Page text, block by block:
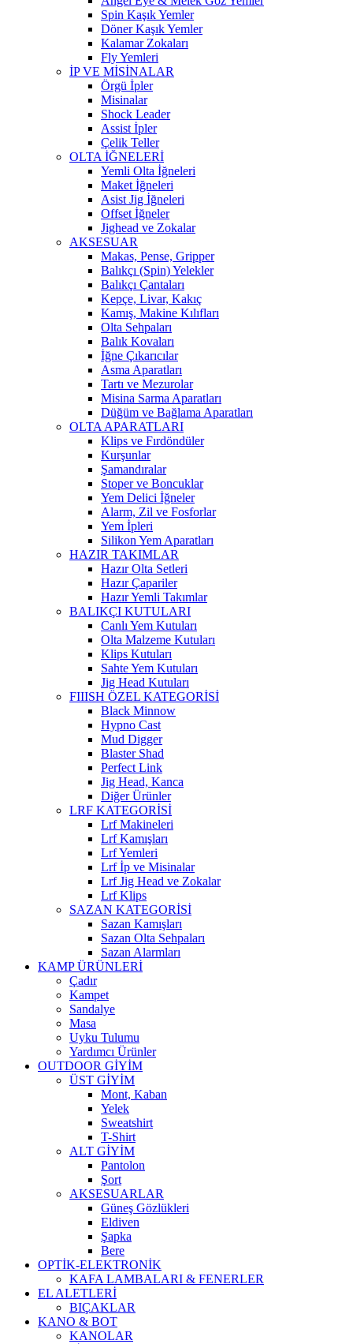
Spin Kaşık Yemler
Döner Kaşık Yemler
Kalamar Zokaları
Fly Yemleri
İP VE MİSİNALAR
Örgü İpler
Misinalar
Shock Leader
Assist İpler
Çelik Teller
OLTA İĞNELERİ
Yemli Olta İğneleri
Maket İğneleri
Asist Jig İğneleri
Offset İğneler
Jighead ve Zokalar
AKSESUAR
Makas, Pense, Gripper
Balıkçı (Spin) Yelekler
Balıkçı Çantaları
Kepçe, Livar, Kakıç
Kamış, Makine Kılıfları
Olta Sehpaları
Balık Kovaları
İğne Çıkarıcılar
Asma Aparatları
Tartı ve Mezurolar
Misina Sarma Aparatları
Düğüm ve Bağlama Aparatları
OLTA APARATLARI
Klips ve Fırdöndüler
Kurşunlar
Şamandıralar
Stoper ve Boncuklar
Yem Delici İğneler
Alarm, Zil ve Fosforlar
Yem İpleri
Silikon Yem Aparatları
HAZIR TAKIMLAR
Hazır Olta Setleri
Hazır Çapariler
Hazır Yemli Takımlar
BALIKÇI KUTULARI
Canlı Yem Kutuları
Olta Malzeme Kutuları
Klips Kutuları
Sahte Yem Kutuları
Jig Head Kutuları
FIIISH ÖZEL KATEGORİSİ
Black Minnow
Hypno Cast
Mud Digger
Blaster Shad
Perfect Link
Jig Head, Kanca
Diğer Ürünler
LRF KATEGORİSİ
Lrf Makineleri
Lrf Kamışları
Lrf Yemleri
Lrf İp ve Misinalar
Lrf Jig Head ve Zokalar
Lrf Klips
SAZAN KATEGORİSİ
Sazan Kamışları
Sazan Olta Sehpaları
Sazan Alarmları
KAMP ÜRÜNLERİ
Çadır
Kampet
Sandalye
Masa
Uyku Tulumu
Yardımcı Ürünler
OUTDOOR GİYİM
ÜST GİYİM
Mont, Kaban
Yelek
Sweatshirt
T-Shirt
ALT GİYİM
Pantolon
Şort
AKSESUARLAR
Güneş Gözlükleri
Eldiven
Şapka
Bere
OPTİK-ELEKTRONİK
KAFA LAMBALARI & FENERLER
EL ALETLERİ
BIÇAKLAR
KANO & BOT
KANOLAR